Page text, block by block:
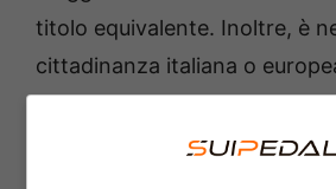
titolo equivalente. Inoltre, è
cittadinanza italiana o
permesso di soggiorno valido.